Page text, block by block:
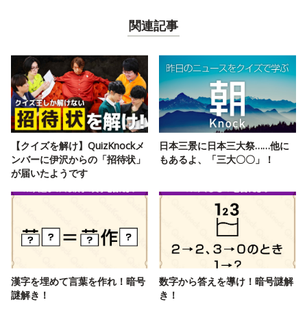
関連記事
【クイズを解け】QuizKnockメ
ンバーに伊沢からの「招待状」
が届いたようです
日本三景に日本三大祭……他に
もあるよ、「三大〇〇」！
漢字を埋めて言葉を作れ！暗号
謎解き！
数字から答えを導け！暗号謎解
き！